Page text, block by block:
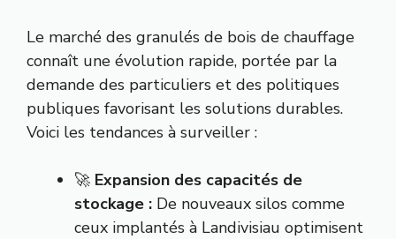
Le marché des granulés de bois de chauffage
connaît une évolution rapide, portée par la
demande des particuliers et des politiques
publiques favorisant les solutions durables.
Voici les tendances à surveiller :
🚀 Expansion des capacités de
stockage : De nouveaux silos comme
ceux implantés à Landivisiau optimisent